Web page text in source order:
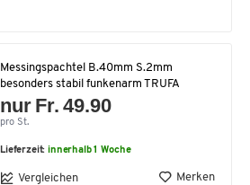
Messingspachtel B.40mm S.2mm
besonders stabil funkenarm TRUFA
nur Fr. 49.90
pro St.
Lieferzeit:innerhalb 1 Woche
Vergleichen Merken